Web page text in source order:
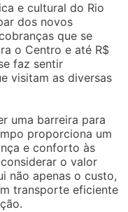
e cultural do Rio
dos novos
que se
o Centro e até R$
faz sentir
visitam as diversas
uma barreira para
proporciona um
e conforto às
o valor
não apenas o custo,
transporte eficiente